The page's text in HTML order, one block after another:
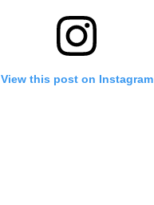
View this post on Instagram